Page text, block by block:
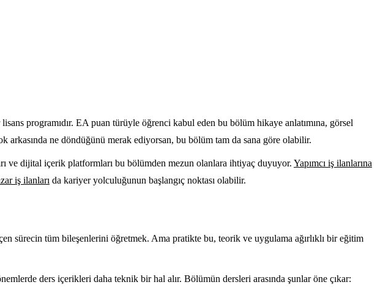
programıdır. EA puan türüyle öğrenci kabul eden bu bölüm hikaye anlatımına, görsel
arkasında ne döndüğünü merak ediyorsan, bu bölüm tam da sana göre olabilir.
ve dijital içerik platformları bu bölümden mezun olanlara ihtiyaç duyuyor. Yapımcı iş ilanlarına
iş ilanları da kariyer yolculuğunun başlangıç noktası olabilir.
sürecin tüm bileşenlerini öğretmek. Ama pratikte bu, teorik ve uygulama ağırlıklı bir eğitim
ders içerikleri daha teknik bir hal alır. Bölümün dersleri arasında şunlar öne çıkar: